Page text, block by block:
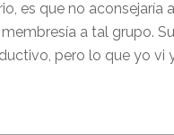
es que no aconsejaría
a tal grupo.
pero lo que yo vi